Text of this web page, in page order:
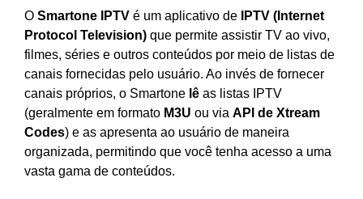
O Smartone IPTV é um aplicativo de
IPTV (Internet
Protocol Television) que permite assistir TV ao vivo,
filmes, séries e outros conteúdos por meio de listas de
canais fornecidas pelo usuário. Ao invés de fornecer
canais próprios, o Smartone lê as listas IPTV
(geralmente em formato M3U ou via API de Xtream
Codes) e as apresenta ao usuário de maneira
organizada, permitindo que você tenha acesso a uma
vasta gama de conteúdos.